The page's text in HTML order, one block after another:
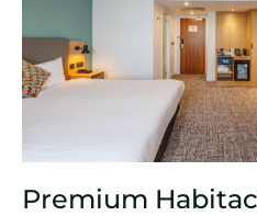
Premium